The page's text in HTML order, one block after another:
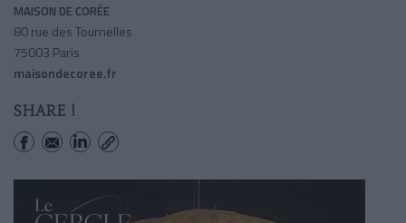
MAISON DE CORÉE
80 rue des Tournelles
75003 Paris
maisondecoree.fr
SHARE !